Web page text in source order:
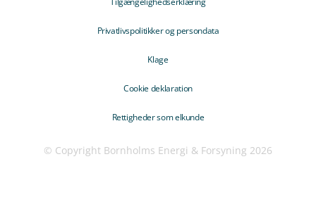
Privatlivspolitikker og persondata
Klage
Cookie deklaration
Rettigheder som elkunde
© Copyright Bornholms Energi & Forsyning 2026